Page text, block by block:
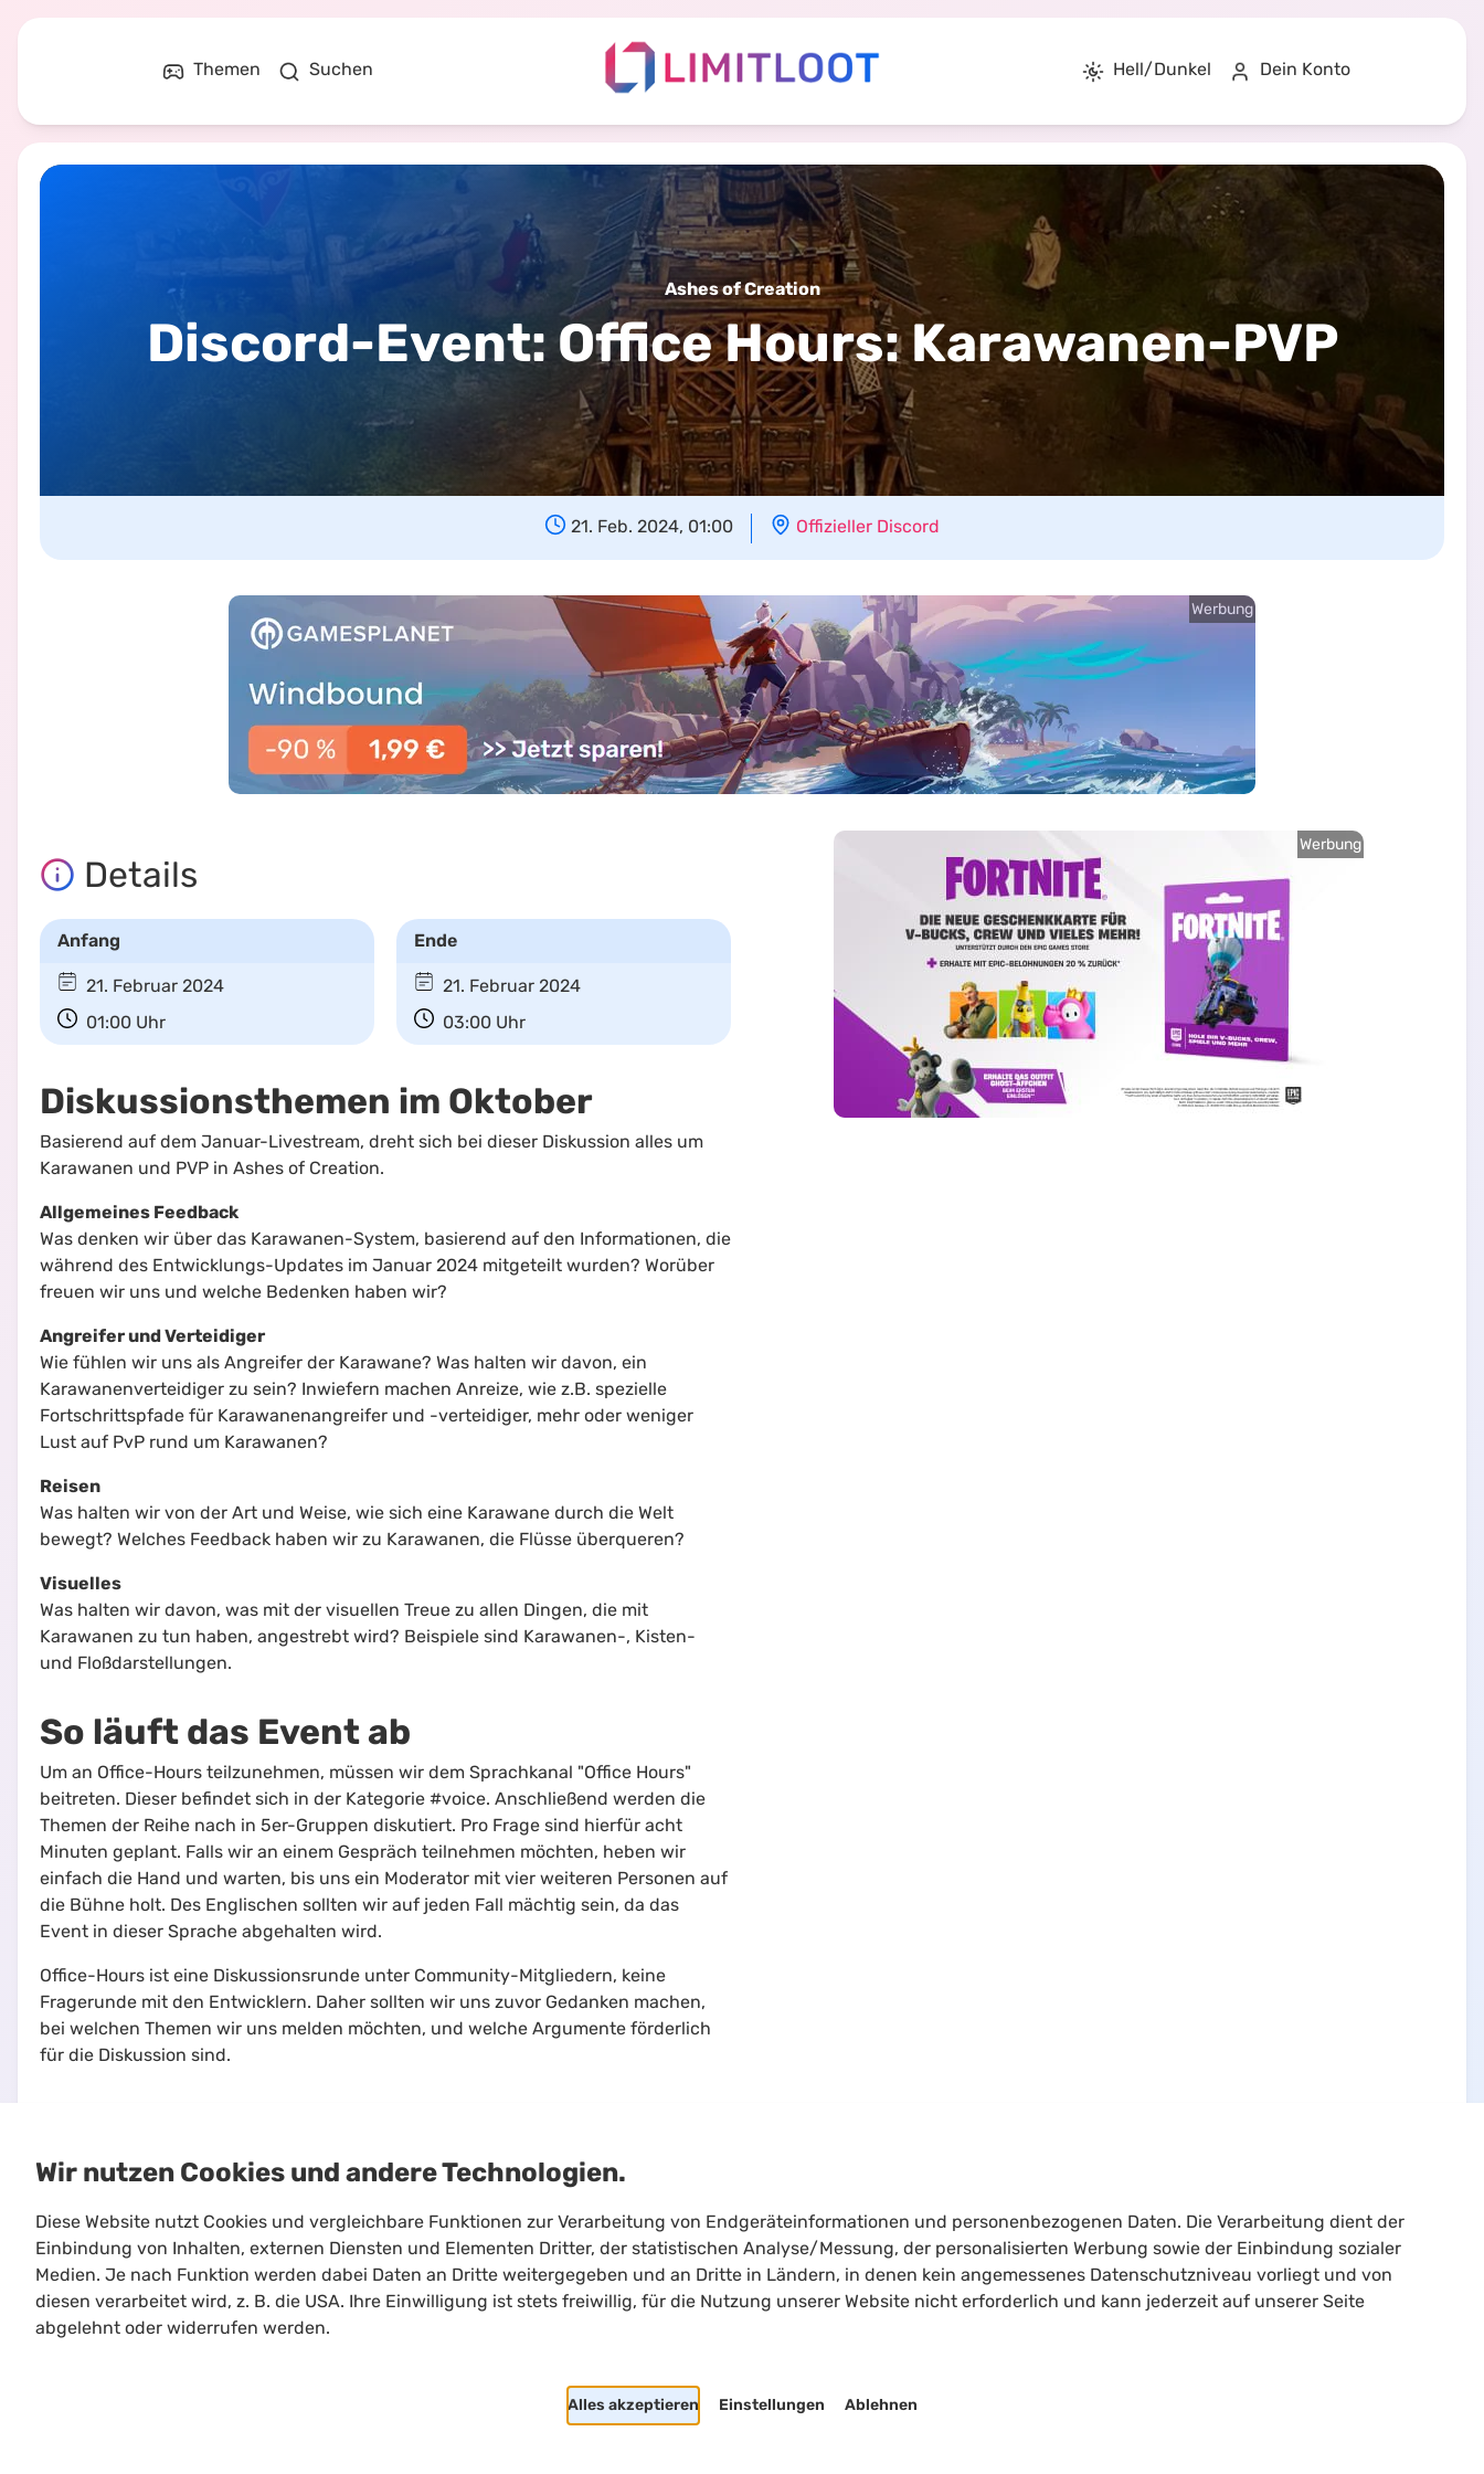
Themen Suchen Hell/Dunkel Dein Konto
Ashes of Creation
Discord-Event:Office Hours: Karawanen-PVP
21. Feb. 2024, 01:00 Offizieller Discord
Werbung
Details
Anfang
21. Februar 2024
01:00 Uhr
Ende
21. Februar 2024
03:00 Uhr
Diskussionsthemen im Oktober
Basierend auf dem Januar-Livestream, dreht sich bei dieser Diskussion alles um
Karawanen und PVP in Ashes of Creation.
Allgemeines Feedback
Was denken wir über das Karawanen-System, basierend auf den Informationen, die
während des Entwicklungs-Updates im Januar 2024 mitgeteilt wurden? Worüber
freuen wir uns und welche Bedenken haben wir?
Angreifer und Verteidiger
Wie fühlen wir uns als Angreifer der Karawane? Was halten wir davon, ein
Karawanenverteidiger zu sein? Inwiefern machen Anreize, wie z.B. spezielle
Fortschrittspfade für Karawanenangreifer und -verteidiger, mehr oder weniger
Lust auf PvP rund um Karawanen?
Reisen
Was halten wir von der Art und Weise, wie sich eine Karawane durch die Welt
bewegt? Welches Feedback haben wir zu Karawanen, die Flüsse überqueren?
Visuelles
Was halten wir davon, was mit der visuellen Treue zu allen Dingen, die mit
Karawanen zu tun haben, angestrebt wird? Beispiele sind Karawanen-, Kisten-
und Floßdarstellungen.
So läuft das Event ab
Um an Office-Hours teilzunehmen, müssen wir dem Sprachkanal "Office Hours"
beitreten. Dieser befindet sich in der Kategorie #voice. Anschließend werden die
Themen der Reihe nach in 5er-Gruppen diskutiert. Pro Frage sind hierfür acht
Minuten geplant. Falls wir an einem Gespräch teilnehmen möchten, heben wir
einfach die Hand und warten, bis uns ein Moderator mit vier weiteren Personen auf
die Bühne holt. Des Englischen sollten wir auf jeden Fall mächtig sein, da das
Event in dieser Sprache abgehalten wird.
Office-Hours ist eine Diskussionsrunde unter Community-Mitgliedern, keine
Fragerunde mit den Entwicklern. Daher sollten wir uns zuvor Gedanken machen,
bei welchen Themen wir uns melden möchten, und welche Argumente förderlich
für die Diskussion sind.
Werbung
Limitloot
Roadmap
Kontakt
Shortcuts
Heller/Dunkler Modus
Rechtliches
Impressum
Wir nutzen Cookies und andere Technologien.
Diese Website nutzt Cookies und vergleichbare Funktionen zur Verarbeitung von Endgeräteinformationen und personenbezogenen Daten. Die Verarbeitung dient der
Einbindung von Inhalten, externen Diensten und Elementen Dritter, der statistischen Analyse/Messung, der personalisierten Werbung sowie der Einbindung sozialer
Medien. Je nach Funktion werden dabei Daten an Dritte weitergegeben und an Dritte in Ländern, in denen kein angemessenes Datenschutzniveau vorliegt und von
diesen verarbeitet wird, z. B. die USA. Ihre Einwilligung ist stets freiwillig, für die Nutzung unserer Website nicht erforderlich und kann jederzeit auf unserer Seite
abgelehnt oder widerrufen werden.
Alles akzeptieren Einstellungen Ablehnen